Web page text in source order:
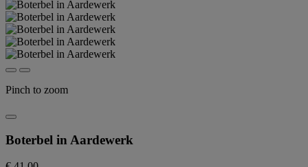
Pinch to zoom
Boterbel in Aardewerk